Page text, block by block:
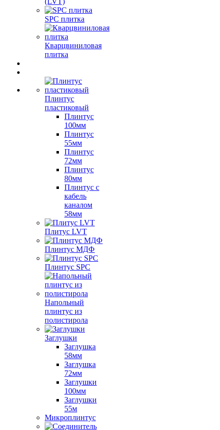
SPC плитка
Кварцвиниловая
плитка
Плинтус
пластиковый
Плинтус
100мм
Плинтус
55мм
Плинтус
72мм
Плинтус
80мм
Плинтус с
кабель
каналом
58мм
Плитус LVT
Плинтус МДФ
Плинтус SPC
Напольный
плинтус из
полистирола
Заглушки
Заглушка
58мм
Заглушка
72мм
Заглушки
100мм
Заглушки
55м
Микроплинтус